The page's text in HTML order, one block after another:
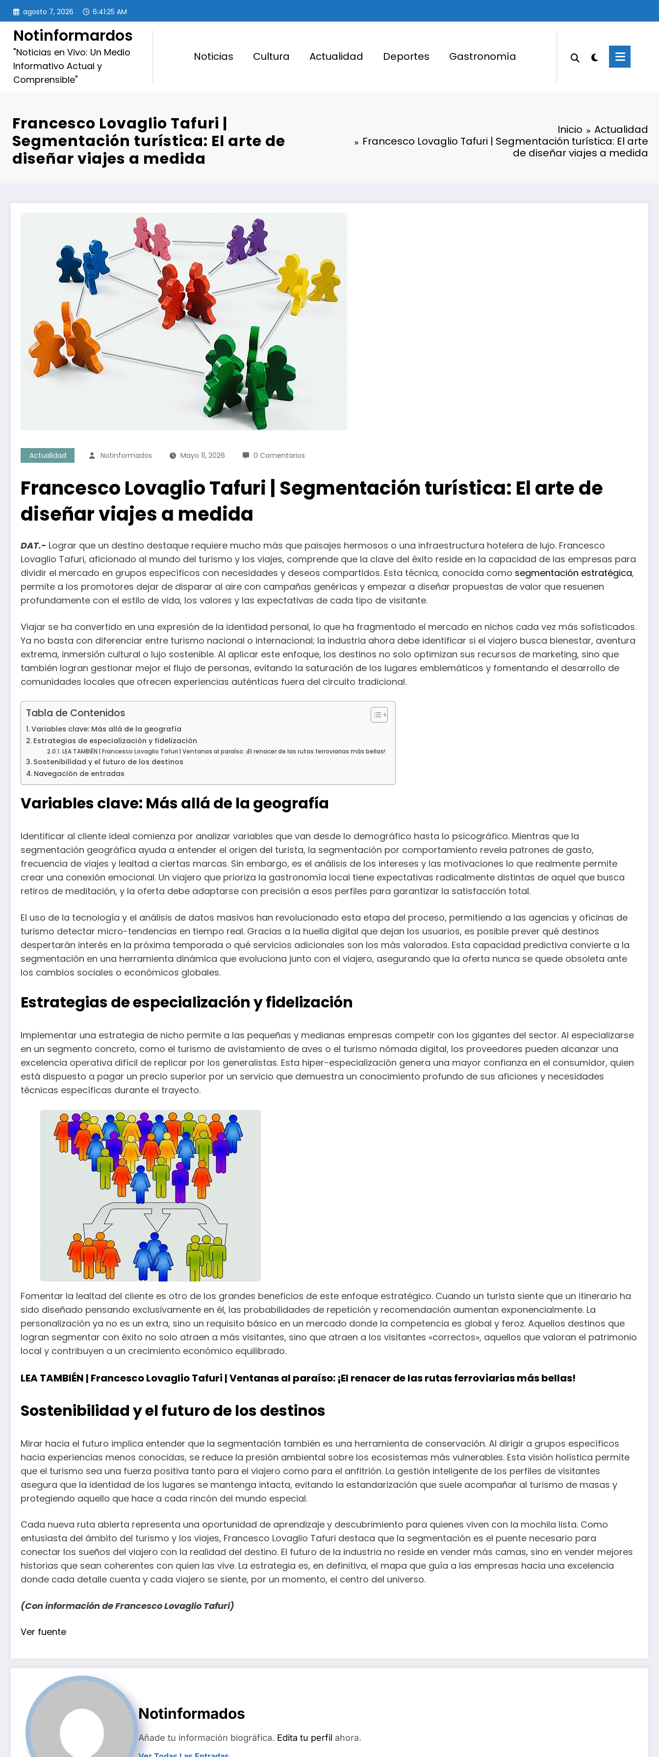
Saltar
contenido
agosto 7, 2026 6:41:26 AM
Notinformardos
"Noticias en Vivo: Un Medio
Informativo Actual y
Comprensible"
Noticias Cultura Actualidad Deportes Gastronomía
Francesco Lovaglio Tafuri |
Segmentación turística: El arte de
diseñar viajes a medida
Inicio
Actualidad
Francesco Lovaglio Tafuri | Segmentación turística: El arte
de diseñar viajes a medida
Actualidad Notinformados Mayo 11, 2026 0 Comentarios
Francesco Lovaglio Tafuri | Segmentación turística: El arte de
diseñar viajes a medida
DAT.- Lograr que un destino destaque requiere mucho más que paisajes hermosos o una infraestructura hotelera de lujo. Francesco
Lovaglio Tafuri, aficionado al mundo del turismo y los viajes, comprende que la clave del éxito reside en la capacidad de las empresas para
dividir el mercado en grupos específicos con necesidades y deseos compartidos. Esta técnica, conocida como segmentación estratégica,
permite a los promotores dejar de disparar al aire con campañas genéricas y empezar a diseñar propuestas de valor que resuenen
profundamente con el estilo de vida, los valores y las expectativas de cada tipo de visitante.
Viajar se ha convertido en una expresión de la identidad personal, lo que ha fragmentado el mercado en nichos cada vez más sofisticados.
Ya no basta con diferenciar entre turismo nacional o internacional; la industria ahora debe identificar si el viajero busca bienestar, aventura
extrema, inmersión cultural o lujo sostenible. Al aplicar este enfoque, los destinos no solo optimizan sus recursos de marketing, sino que
también logran gestionar mejor el flujo de personas, evitando la saturación de los lugares emblemáticos y fomentando el desarrollo de
comunidades locales que ofrecen experiencias auténticas fuera del circuito tradicional.
Tabla de Contenidos
Variables clave: Más allá de la geografía
Estrategias de especialización y fidelización
LEA TAMBIÉN | Francesco Lovaglio Tafuri | Ventanas al paraíso: ¡El renacer de las rutas ferroviarias más bellas!
Sostenibilidad y el futuro de los destinos
Navegación de entradas
Variables clave: Más allá de la geografía
Identificar al cliente ideal comienza por analizar variables que van desde lo demográfico hasta lo psicográfico. Mientras que la
segmentación geográfica ayuda a entender el origen del turista, la segmentación por comportamiento revela patrones de gasto,
frecuencia de viajes y lealtad a ciertas marcas. Sin embargo, es el análisis de los intereses y las motivaciones lo que realmente permite
crear una conexión emocional. Un viajero que prioriza la gastronomía local tiene expectativas radicalmente distintas de aquel que busca
retiros de meditación, y la oferta debe adaptarse con precisión a esos perfiles para garantizar la satisfacción total.
El uso de la tecnología y el análisis de datos masivos han revolucionado esta etapa del proceso, permitiendo a las agencias y oficinas de
turismo detectar micro-tendencias en tiempo real. Gracias a la huella digital que dejan los usuarios, es posible prever qué destinos
despertarán interés en la próxima temporada o qué servicios adicionales son los más valorados. Esta capacidad predictiva convierte a la
segmentación en una herramienta dinámica que evoluciona junto con el viajero, asegurando que la oferta nunca se quede obsoleta ante
los cambios sociales o económicos globales.
Estrategias de especialización y fidelización
Implementar una estrategia de nicho permite a las pequeñas y medianas empresas competir con los gigantes del sector. Al especializarse
en un segmento concreto, como el turismo de avistamiento de aves o el turismo nómada digital, los proveedores pueden alcanzar una
excelencia operativa difícil de replicar por los generalistas. Esta hiper-especialización genera una mayor confianza en el consumidor, quien
está dispuesto a pagar un precio superior por un servicio que demuestra un conocimiento profundo de sus aficiones y necesidades
técnicas específicas durante el trayecto.
Fomentar la lealtad del cliente es otro de los grandes beneficios de este enfoque estratégico. Cuando un turista siente que un itinerario ha
sido diseñado pensando exclusivamente en él, las probabilidades de repetición y recomendación aumentan exponencialmente. La
personalización ya no es un extra, sino un requisito básico en un mercado donde la competencia es global y feroz. Aquellos destinos que
logran segmentar con éxito no solo atraen a más visitantes, sino que atraen a los visitantes «correctos», aquellos que valoran el patrimonio
local y contribuyen a un crecimiento económico equilibrado.
LEA TAMBIÉN | Francesco Lovaglio Tafuri | Ventanas al paraíso: ¡El renacer de las rutas ferroviarias más bellas!
Sostenibilidad y el futuro de los destinos
Mirar hacia el futuro implica entender que la segmentación también es una herramienta de conservación. Al dirigir a grupos específicos
hacia experiencias menos conocidas, se reduce la presión ambiental sobre los ecosistemas más vulnerables. Esta visión holística permite
que el turismo sea una fuerza positiva tanto para el viajero como para el anfitrión. La gestión inteligente de los perfiles de visitantes
asegura que la identidad de los lugares se mantenga intacta, evitando la estandarización que suele acompañar al turismo de masas y
protegiendo aquello que hace a cada rincón del mundo especial.
Cada nueva ruta abierta representa una oportunidad de aprendizaje y descubrimiento para quienes viven con la mochila lista. Como
entusiasta del ámbito del turismo y los viajes, Francesco Lovaglio Tafuri destaca que la segmentación es el puente necesario para
conectar los sueños del viajero con la realidad del destino. El futuro de la industria no reside en vender más camas, sino en vender mejores
historias que sean coherentes con quien las vive. La estrategia es, en definitiva, el mapa que guía a las empresas hacia una excelencia
donde cada detalle cuenta y cada viajero se siente, por un momento, el centro del universo.
(Con información de Francesco Lovaglio Tafuri)
Navegación
de
entradas
Ver fuente
Notinformados
Añade tu información biográfica. Edita tu perfil ahora.